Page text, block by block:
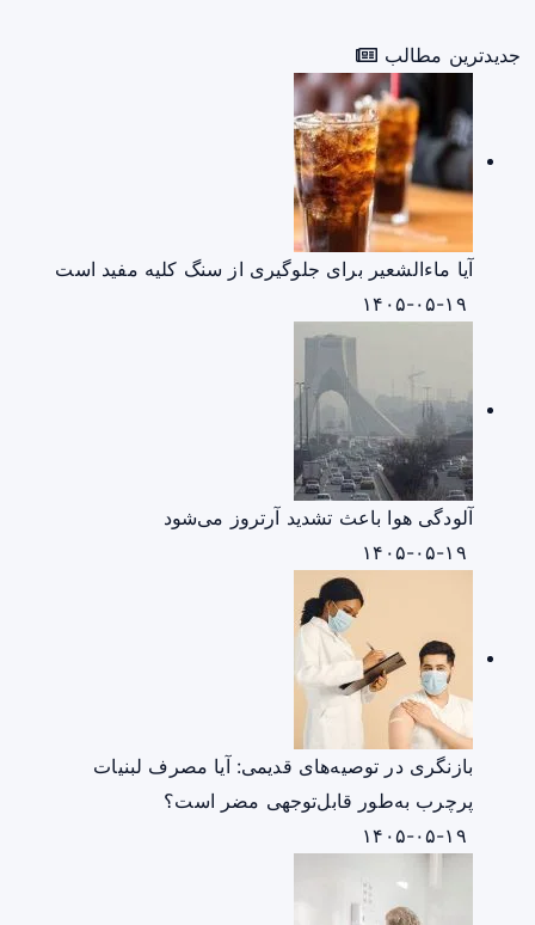
جدیدترین مطالب
آیا ماءالشعیر برای جلوگیری از سنگ کلیه مفید است
آلودگی هوا باعث تشدید آرتروز می‌شود
بازنگری در توصیه‌های قدیمی: آیا مصرف لبنیات
پرچرب به‌طور قابل‌توجهی مضر است؟